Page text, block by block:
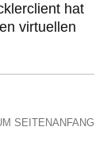
hat
virtuellen
SEITENANFANG